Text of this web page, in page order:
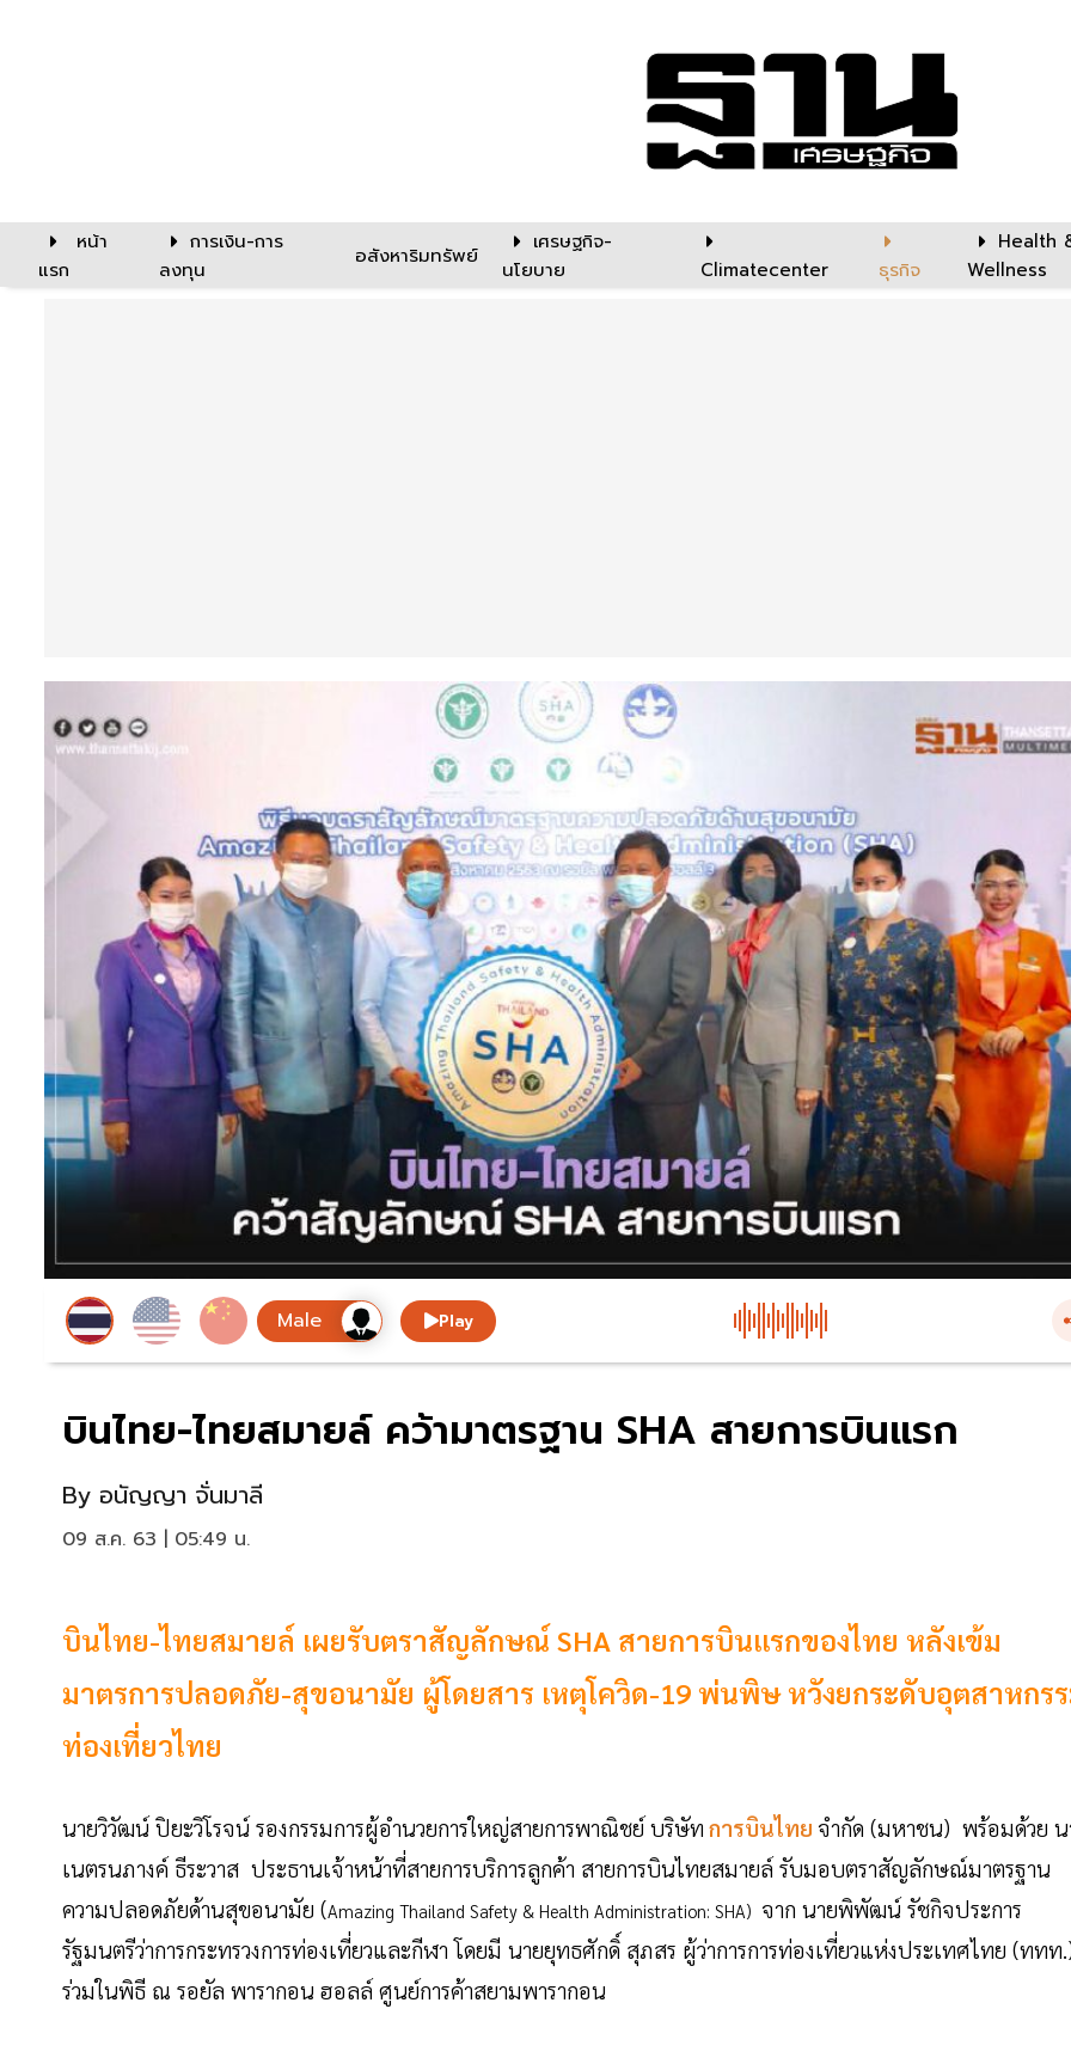
หน้า
แรก
การเงิน-การ
ลงทุน
อสังหาริมทรัพย์
เศรษฐกิจ-
นโยบาย
Climatecenter ธุรกิจ
Health
Wellness
Play
บินไทย-ไทยสมายล์ คว้ามาตรฐาน SHA สายการบินแรก
By อนัญญา จั่นมาลี
09 ส.ค. 63 | 05:49 น.
บินไทย-ไทยสมายล์ เผยรับตราสัญลักษณ์ SHA สายการบินแรกของไทย หลังเข้ม
มาตรการปลอดภัย-สุขอนามัย ผู้โดยสาร เหตุโควิด-19 พ่นพิษ หวังยกระดับอุตสาหกร
ท่องเที่ยวไทย
นายวิวัฒน์ ปิยะวิโรจน์ รองกรรมการผู้อำนวยการใหญ่สายการพาณิชย์ บริษัท การบินไทย จำกัด (มหาชน) พร้อมด้วย น
เนตรนภางค์ ธีระวาส ประธานเจ้าหน้าที่สายการบริการลูกค้า สายการบินไทยสมายล์ รับมอบตราสัญลักษณ์มาตรฐาน
ความปลอดภัยด้านสุขอนามัย (Amazing Thailand Safety & Health Administration: SHA) จาก นายพิพัฒน์ รัชกิจประการ
รัฐมนตรีว่าการกระทรวงการท่องเที่ยวและกีฬา โดยมี นายยุทธศักดิ์ สุภสร ผู้ว่าการการท่องเที่ยวแห่งประเทศไทย (ททท
ร่วมในพิธี ณ รอยัล พารากอน ฮอลล์ ศูนย์การค้าสยามพารากอน